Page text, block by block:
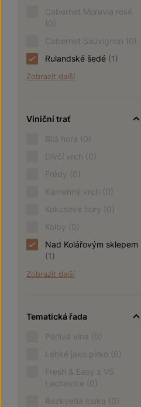
Cabernet Moravia rosé
(0)
Cabernet Sauvignon (0)
Rulandské šedé (1)
Zobrazit další
Viniční trať
Bílá hora (0)
Dívčí vrch (0)
Frédy (0)
Kamenný vrch (0)
Kokusové hory (0)
Kolby (0)
Nad Kolářovým sklepem
(1)
Zobrazit další
Tematická řada
Perlivá vína (0)
Lehké jako pírko (0)
Fresh & Easy z VS
Lechovice (0)
Rozkvetlá louka (0)